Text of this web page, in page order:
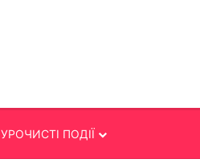
УРОЧИСТІ ПОДІЇ